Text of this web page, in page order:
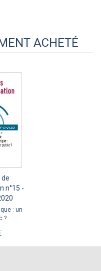
ACHETÉ
de
n°15 -
: un
?